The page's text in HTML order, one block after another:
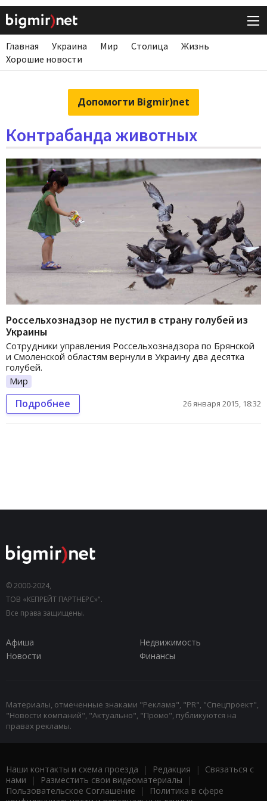
Главная Украина Мир Столица
Жизнь
Хорошие новости
Допомогти Bigmir)net
Контрабанда животных
Россельхознадзор не пустил в страну голубей из
Украины
Сотрудники управления Россельхознадзора по Брянской
и Смоленской областям вернули в Украину два десятка
голубей.
Мир
Подробнее 26 января 2015, 18:32
© 2000-2024,
ТОВ «КЕПРЕЙТ ПАРТНЕРС»".
Все права защищены.
Афиша
Недвижимость
Новости
Финансы
Материалы, отмеченные знаками "Реклама", "PR", "Спецпроект",
"Новости компаний", "Актуально", "Промо", публикуются на
правах рекламы.
Наши контакты и схема проезда | Редакция | Связаться с
нами | Разместить свои видеоматериалы |
Пользовательское Соглашение |
Политика в сфере